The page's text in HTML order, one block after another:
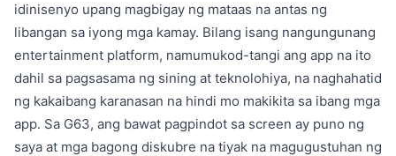
idinisenyo upang magbigay ng mataas na antas ng
libangan sa iyong mga kamay. Bilang isang nangungunang
entertainment platform, namumukod-tangi ang app na ito
dahil sa pagsasama ng sining at teknolohiya, na naghahatid
ng kakaibang karanasan na hindi mo makikita sa ibang mga
app. Sa G63, ang bawat pagpindot sa screen ay puno ng
saya at mga bagong diskubre na tiyak na magugustuhan ng